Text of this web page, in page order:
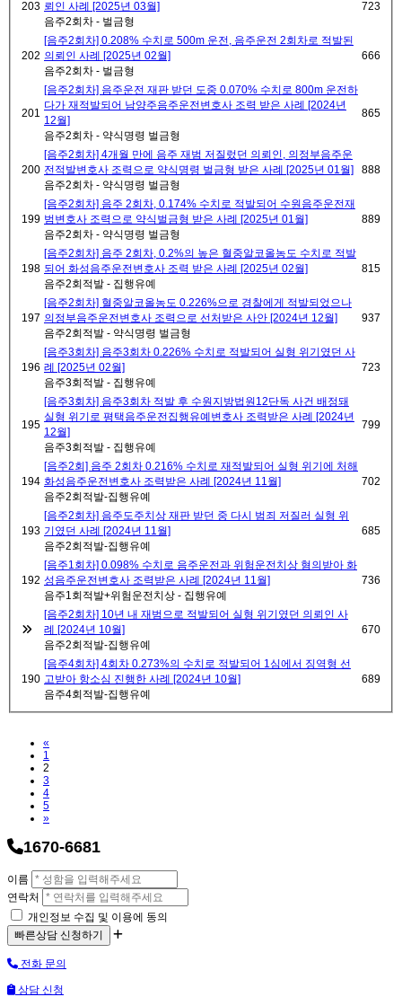
203 뢰인 사례 [2025년 03월]
음주2회차 - 벌금형
723
202
[음주2회차] 0.208% 수치로 500m 운전, 음주운전 2회차로 적발된
의뢰인 사례 [2025년 02월]
음주2회차 - 벌금형
666
201
[음주2회차] 음주운전 재판 받던 도중 0.070% 수치로 800m 운전하
다가 재적발되어 남양주음주운전변호사 조력 받은 사례 [2024년
12월]
음주2회차 - 약식명령 벌금형
865
200
[음주2회차] 4개월 만에 음주 재범 저질렀던 의뢰인, 의정부음주운
전적발변호사 조력으로 약식명령 벌금형 받은 사례 [2025년 01월]
음주2회차 - 약식명령 벌금형
888
199
[음주2회차] 음주 2회차, 0.174% 수치로 적발되어 수원음주운전재
범변호사 조력으로 약식벌금형 받은 사례 [2025년 01월]
음주2회차 - 약식명령 벌금형
889
198
[음주2회차] 음주 2회차, 0.2%의 높은 혈중알코올농도 수치로 적발
되어 화성음주운전변호사 조력 받은 사례 [2025년 02월]
음주2회적발 - 집행유예
815
197
[음주2회차] 혈중알코올농도 0.226%으로 경찰에게 적발되었으나
의정부음주운전변호사 조력으로 선처받은 사안 [2024년 12월]
음주2회적발 - 약식명령 벌금형
937
196
[음주3회차] 음주3회차 0.226% 수치로 적발되어 실형 위기였던 사
례 [2025년 02월]
음주3회적발 - 집행유예
723
195
[음주3회차] 음주3회차 적발 후 수원지방법원12단독 사건 배정돼
실형 위기로 평택음주운전집행유예변호사 조력받은 사례 [2024년
12월]
음주3회적발 - 집행유예
799
194
[음주2회] 음주 2회차 0.216% 수치로 재적발되어 실형 위기에 처해
화성음주운전변호사 조력받은 사례 [2024년 11월]
음주2회적발-집행유예
702
193
[음주2회차] 음주도주치상 재판 받던 중 다시 범죄 저질러 실형 위
기였던 사례 [2024년 11월]
음주2회적발-집행유예
685
192
[음주1회차] 0.098% 수치로 음주운전과 위험운전치상 혐의받아 화
성음주운전변호사 조력받은 사례 [2024년 11월]
음주1회적발+위험운전치상 - 집행유예
736
[음주2회차] 10년 내 재범으로 적발되어 실형 위기였던 의뢰인 사
례 [2024년 10월]
음주2회적발-집행유예
670
190
[음주4회차] 4회차 0.273%의 수치로 적발되어 1심에서 징역형 선
고받아 항소심 진행한 사례 [2024년 10월]
음주4회적발-집행유예
689
«
1
2
3
4
5
»Next
1670-6681
이름
연락처
개인정보 수집 및 이용에 동의
전화 문의
상담 신청